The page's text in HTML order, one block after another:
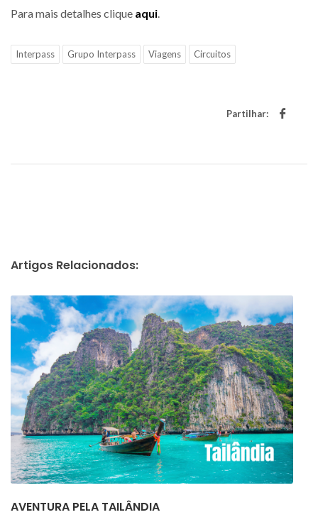
Para mais detalhes clique aqui
Interpass Grupo Interpass Viagens Circuitos
Partilhar:
Artigos Relacionados:
AVENTURA PELA TAILÂNDIA